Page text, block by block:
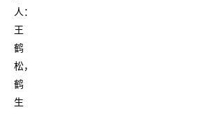
人：
王
鹤
松，
鹤
生